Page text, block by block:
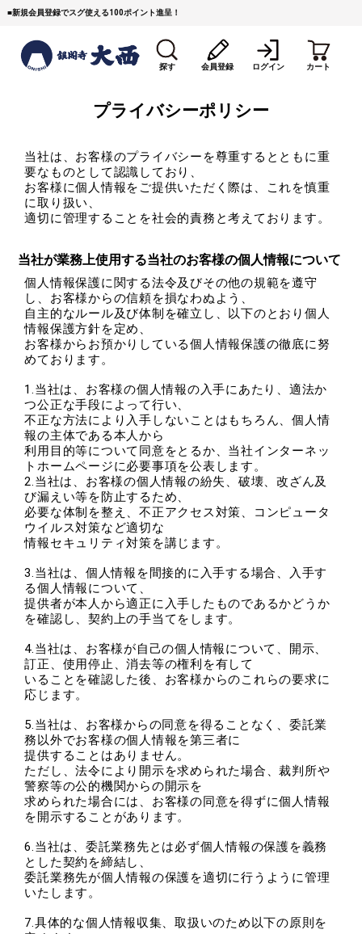
■新規会員登録でスグ使える100ポイント進呈！
探す
すき焼き 焼 肉 ステーキ
しゃぶしゃぶ コマ切れミンチ ローストビーフ
焼豚など（豚肉の加工
品）
牛丼など（牛肉の加工
品）
カレー・コロッケ・ハン
バーグ
タレ類
サステナブル・和牛
（熟）
千代幻豚 贈り物・ギフト
会員登録 ログイン カート
プライバシーポリシー
当社は、お客様のプライバシーを尊重するとともに重
要なものとして認識しており、
お客様に個人情報をご提供いただく際は、これを慎重
に取り扱い、
適切に管理することを社会的責務と考えております。
当社が業務上使用する当社のお客様の個人情報について
個人情報保護に関する法令及びその他の規範を遵守
し、お客様からの信頼を損なわぬよう、
自主的なルール及び体制を確立し、以下のとおり個人
情報保護方針を定め、
お客様からお預かりしている個人情報保護の徹底に努
めております。
1.当社は、お客様の個人情報の入手にあたり、適法か
つ公正な手段によって行い、
不正な方法により入手しないことはもちろん、個人情
報の主体である本人から
利用目的等について同意をとるか、当社インターネッ
トホームページに必要事項を公表します。
2.当社は、お客様の個人情報の紛失、破壊、改ざん及
び漏えい等を防止するため、
必要な体制を整え、不正アクセス対策、コンピュータ
ウイルス対策など適切な
情報セキュリティ対策を講じます。
3.当社は、個人情報を間接的に入手する場合、入手す
る個人情報について、
提供者が本人から適正に入手したものであるかどうか
を確認し、契約上の手当てをします。
4.当社は、お客様が自己の個人情報について、開示、
訂正、使用停止、消去等の権利を有して
いることを確認した後、お客様からのこれらの要求に
応じます。
5.当社は、お客様からの同意を得ることなく、委託業
務以外でお客様の個人情報を第三者に
提供することはありません。
ただし、法令により開示を求められた場合、裁判所や
警察等の公的機関からの開示を
求められた場合には、お客様の同意を得ずに個人情報
を開示することがあります。
6.当社は、委託業務先とは必ず個人情報の保護を義務
とした契約を締結し、
委託業務先が個人情報の保護を適切に行うように管理
いたします。
7.具体的な個人情報収集、取扱いのため以下の原則を